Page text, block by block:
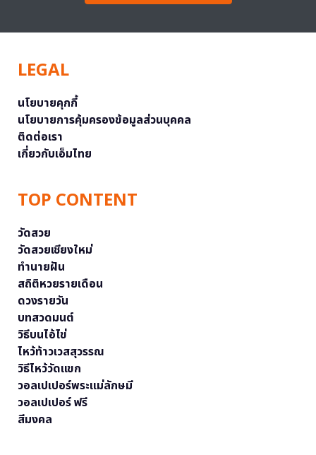
LEGAL
นโยบายคุกกี้
นโยบายการคุ้มครองข้อมูลส่วนบุคคล
ติดต่อเรา
เกี่ยวกับเอ็มไทย
TOP CONTENT
วัดสวย
วัดสวยเชียงใหม่
ทำนายฝัน
สถิติหวยรายเดือน
ดวงรายวัน
บทสวดมนต์
วิธีบนไอ้ไข่
ไหว้ท้าวเวสสุวรรณ
วิธีไหว้วัดแขก
วอลเปเปอร์พระแม่ลักษมี
วอลเปเปอร์ ฟรี
สีมงคล